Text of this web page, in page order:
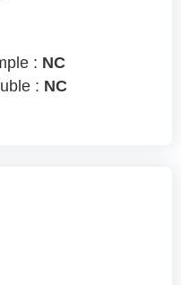
: NC
: NC